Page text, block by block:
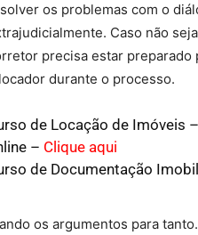
os problemas com o
Caso não
precisa estar preparado
durante o processo.
de Locação de Imóveis
– Clique aqui
de Documentação
os argumentos para